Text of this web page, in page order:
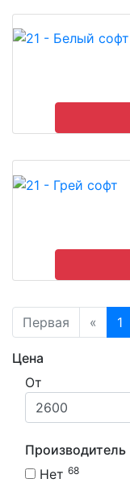
Первая « 1
Цена
От
Производитель
Нет 68